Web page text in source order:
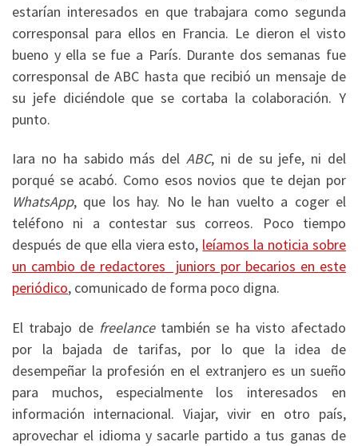
estarían interesados en que trabajara como segunda
corresponsal para ellos en Francia. Le dieron el visto
bueno y ella se fue a París. Durante dos semanas fue
corresponsal de ABC hasta que recibió un mensaje de
su jefe diciéndole que se cortaba la colaboración. Y
punto.
Iara no ha sabido más del ABC, ni de su jefe, ni del
porqué se acabó. Como esos novios que te dejan por
WhatsApp, que los hay. No le han vuelto a coger el
teléfono ni a contestar sus correos. Poco tiempo
después de que ella viera esto, leíamos la noticia sobre
un cambio de redactores juniors por becarios en este
periódico, comunicado de forma poco digna.
El trabajo de freelancetambién se ha visto afectado
por la bajada de tarifas, por lo que la idea de
desempeñar la profesión en el extranjero es un sueño
para muchos, especialmente los interesados en
información internacional. Viajar, vivir en otro país,
aprovechar el idioma y sacarle partido a tus ganas de